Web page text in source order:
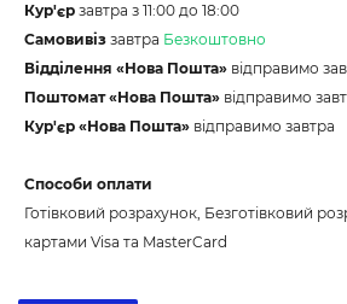
Кур'єр завтра з 11:00 до 18:00
Самовивіз завтра Безкоштовно
Відділення «Нова Пошта» відправимо
Поштомат «Нова Пошта» відправимо
Кур'єр «Нова Пошта» відправимо завтра
Способи оплати
Готівковий розрахунок, Безготівковий
картами Visa та MasterCard